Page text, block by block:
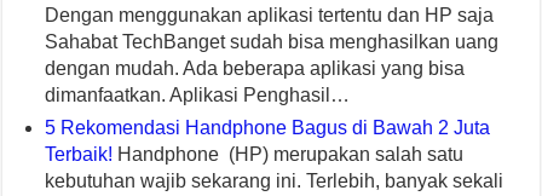
Dengan menggunakan aplikasi tertentu dan HP saja
Sahabat TechBanget sudah bisa menghasilkan uang
dengan mudah. Ada beberapa aplikasi yang bisa
dimanfaatkan. Aplikasi Penghasil…
5 Rekomendasi Handphone Bagus di Bawah 2 Juta
Terbaik! Handphone (HP) merupakan salah satu
kebutuhan wajib sekarang ini. Terlebih, banyak sekali